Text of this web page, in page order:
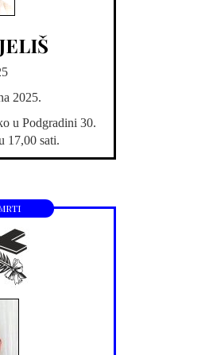
2025.
u Podgradini 30.
17,00 sati.